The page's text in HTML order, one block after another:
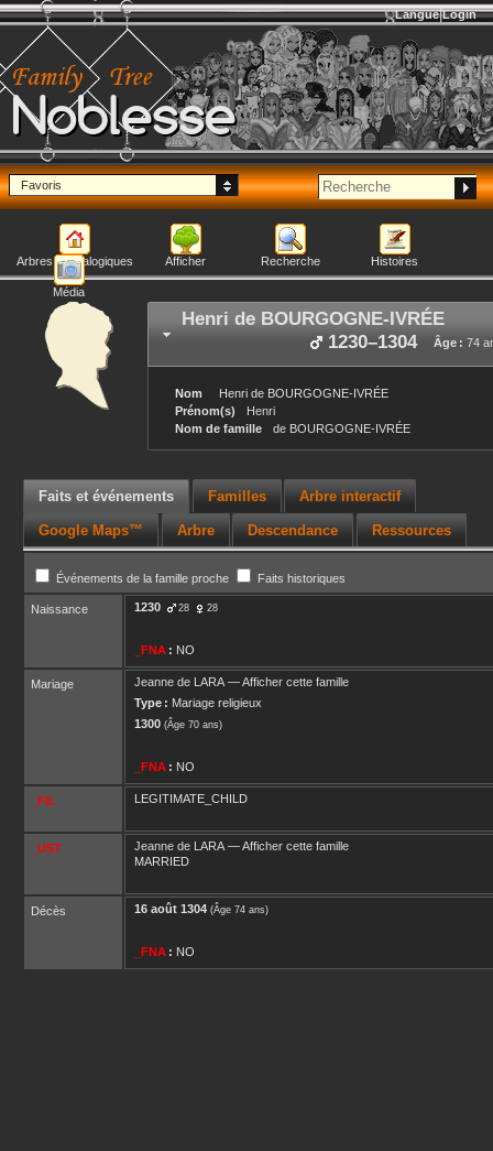
Noblesse
Langue Login
Favoris
Arbres généalogiques Afficher Recherche Histoires
Média
Henri de BOURGOGNE-IVRÉE
Âge : 74
1230–1304
Nom Henri de BOURGOGNE-IVRÉE
Prénom(s)
Henri
Nom de famille
de BOURGOGNE-IVRÉE
Faits et événements Familles Arbre interactif
Google Maps™ Arbre Descendance Ressources
Événements de la famille proche Faits historiques
Naissance 1230 28 28
_FNA : NO
Mariage Jeanne de LARA —Afficher cette famille
Type : Mariage religieux
1300 (Âge 70 ans)
_FNA : NO
_FIL LEGITIMATE_CHILD
_UST Jeanne de LARA —Afficher cette famille
MARRIED
Décès 16 août 1304 (Âge 74 ans)
_FNA : NO